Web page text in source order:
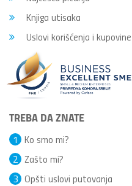
Knjiga utisaka
Uslovi korišćenja i kupovine
TREBA DA ZNATE
Ko smo mi?
1
Zašto mi?
2
Opšti uslovi putovanja
3